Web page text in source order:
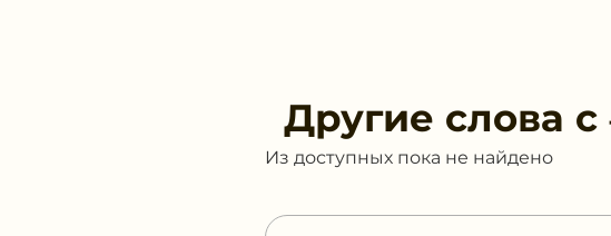
Другие слова с
Из доступных пока не найдено